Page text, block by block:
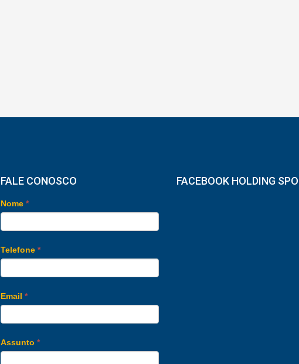
FALE CONOSCO
Nome *
Telefone *
Email *
Assunto *
FACEBOOK HOLDING